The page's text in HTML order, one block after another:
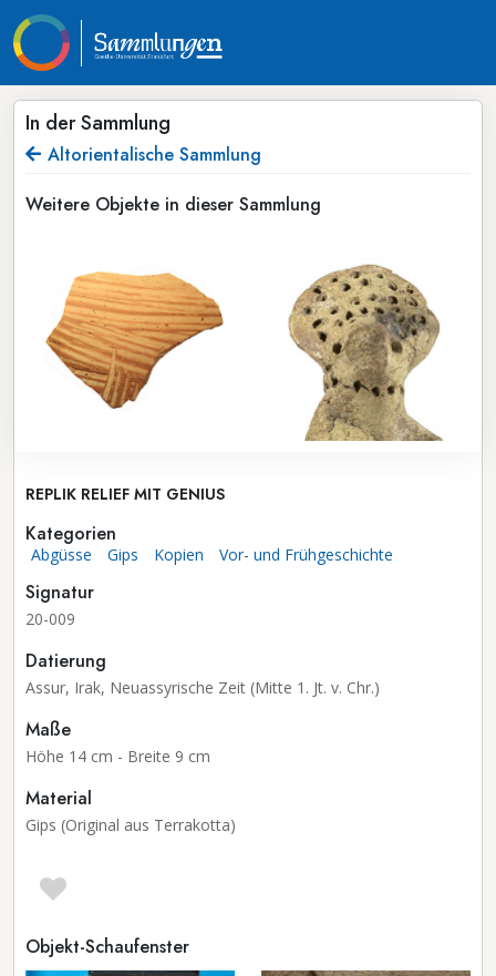
In der Sammlung
Altorientalische Sammlung
Weitere Objekte in dieser Sammlung
REPLIK RELIEF MIT GENIUS
Kategorien
Abgüsse Gips Kopien Vor- und Frühgeschichte
Signatur
20-009
Datierung
Assur, Irak, Neuassyrische Zeit (Mitte 1. Jt. v. Chr.)
Maße
Höhe 14 cm - Breite 9 cm
Material
Gips (Original aus Terrakotta)
Objekt-Schaufenster